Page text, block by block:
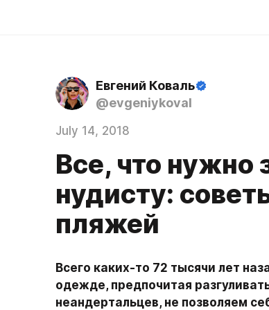
Евгений Коваль
@evgeniykoval
July 14, 2018
Все, что
нудисту:
пляжей
Всего каких-то 72 тысячи лет
одежде, предпочитая
неандертальцев, не позволяем